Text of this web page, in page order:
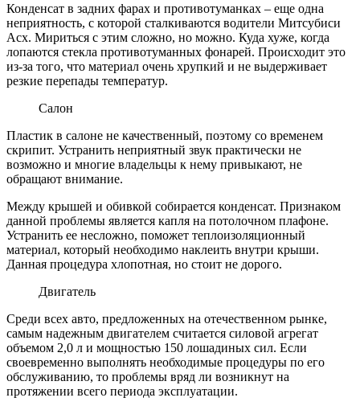
Конденсат в задних фарах и противотуманках – еще одна
неприятность, с которой сталкиваются водители Митсубиси
Асх. Мириться с этим сложно, но можно. Куда хуже, когда
лопаются стекла противотуманных фонарей. Происходит это
из-за того, что материал очень хрупкий и не выдерживает
резкие перепады температур.
Салон
Пластик в салоне не качественный, поэтому со временем
скрипит. Устранить неприятный звук практически не
возможно и многие владельцы к нему привыкают, не
обращают внимание.
Между крышей и обивкой собирается конденсат. Признаком
данной проблемы является капля на потолочном плафоне.
Устранить ее несложно, поможет теплоизоляционный
материал, который необходимо наклеить внутри крыши.
Данная процедура хлопотная, но стоит не дорого.
Двигатель
Среди всех авто, предложенных на отечественном рынке,
самым надежным двигателем считается силовой агрегат
объемом 2,0 л и мощностью 150 лошадиных сил. Если
своевременно выполнять необходимые процедуры по его
обслуживанию, то проблемы вряд ли возникнут на
протяжении всего периода эксплуатации.